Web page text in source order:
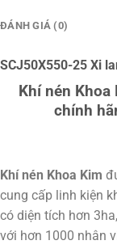
ĐÁNH GIÁ (0)
SCJ50X550-25 Xi
Khí nén Khoa
chính
Khí nén Khoa Kim
cung cấp linh kiện
có diện tích hơn
với hơn 1000 nhân